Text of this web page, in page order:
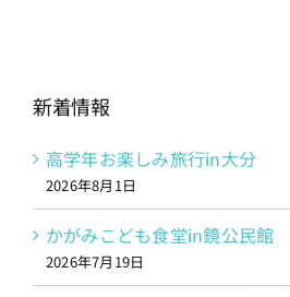
新着情報
高学年お楽しみ旅行in大分
2026年8月1日
かがみこども食堂in鏡公民館
2026年7月19日